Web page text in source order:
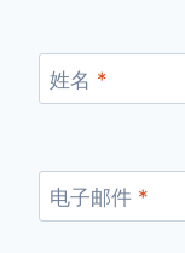
姓名 *
电子邮件 *